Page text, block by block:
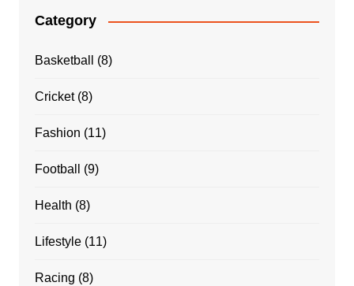
Category
Basketball (8)
Cricket(8)
Fashion (11)
Football (9)
Health (8)
Lifestyle(11)
Racing (8)